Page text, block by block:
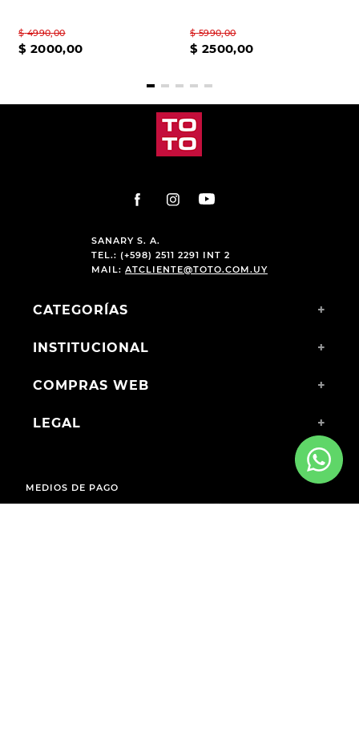
$ 4990,00
$ 2000,00
$ 5990,00
$ 2500,00
SANARY S. A.
TEL.: (+598) 2511 2291 INT 2
MAIL: ATCLIENTE@TOTO.COM.UY
CATEGORÍAS +
INSTITUCIONAL +
COMPRAS WEB +
LEGAL +
MEDIOS DE PAGO